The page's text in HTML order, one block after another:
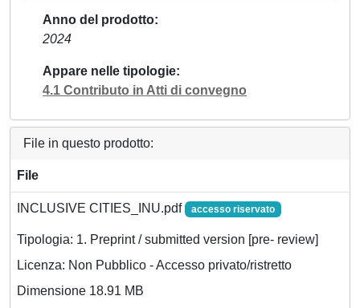
Anno del prodotto
2024
Appare nelle tipologie
4.1 Contributo in Atti di convegno
File in questo prodotto:
File
INCLUSIVE CITIES_INU.pdf accesso riservato
Tipologia: 1. Preprint / submitted version [pre- review]
Licenza: Non Pubblico - Accesso privato/ristretto
Dimensione 18.91 MB